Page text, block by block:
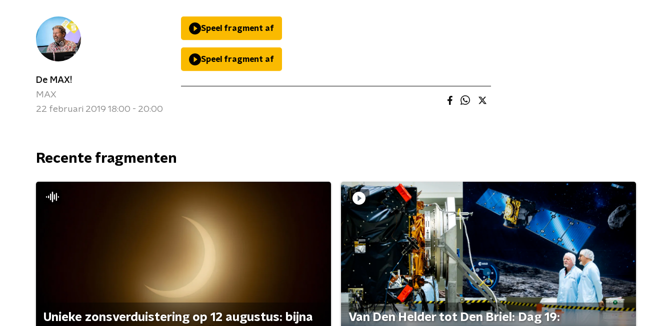
De MAX!
MAX
22 februari 2019 18:00 - 20:00
Speel fragment af
Speel fragment af
Recente fragmenten
Unieke zonsverduistering op 12 augustus: bijna
Van Den Helder tot Den Briel: Dag 19: